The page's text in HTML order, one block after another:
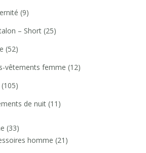
(9)
– Short (25)
(52)
vêtements femme (12)
(105)
de nuit (11)
(33)
homme (21)